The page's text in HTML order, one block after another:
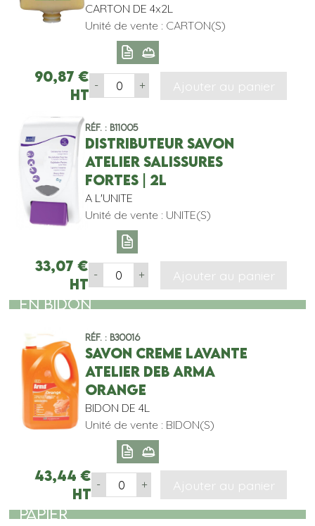
CARTON DE 4x2L
Unité de vente : CARTON(S)
90,87€
HT
- + Ajouter au panier
Réf. : B11005
DISTRIBUTEUR SAVON
ATELIER SALISSURES
FORTES | 2L
A L'UNITE
Unité de vente : UNITE(S)
33,07€
HT
- + Ajouter au panier
EN BIDON
Réf. : B30016
SAVON CREME LAVANTE
ATELIER DEB ARMA
ORANGE
BIDON DE 4L
Unité de vente : BIDON(S)
43,44€
HT
- + Ajouter au panier
PAPIER